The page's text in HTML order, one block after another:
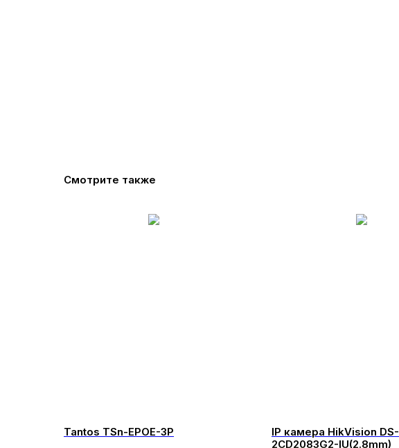
Смотрите также
Tantos TSn-EPOE-3P
IP камера HikVision DS-
2CD2083G2-IU(2.8mm)